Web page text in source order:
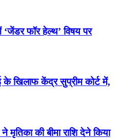
‘जेंडर फॉर हेल्थ’ विषय पर
के खिलाफ केंद्र सुप्रीम कोर्ट में,
मृतिका की बीमा राशि देने किया